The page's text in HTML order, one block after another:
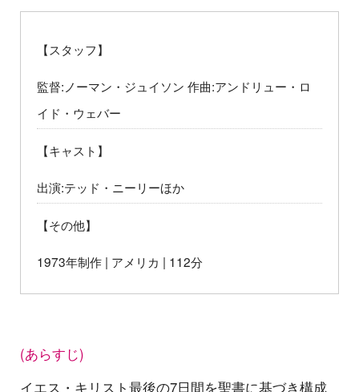
【スタッフ】
監督:ノーマン・ジュイソン 作曲:アンドリュー・ロ
イド・ウェバー
【キャスト】
出演:テッド・ニーリーほか
【その他】
1973年制作 | アメリカ | 112分
(あらすじ)
イエス・キリスト最後の7日間を聖書に基づき構成